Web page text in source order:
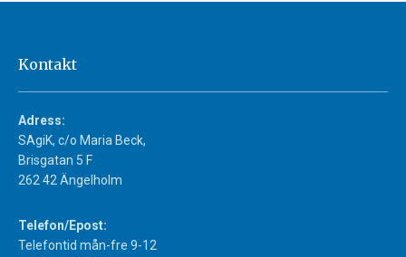
Kontakt
Adress:
SAgiK, c/o Maria Beck,
Brisgatan 5 F
262 42 Ängelholm
Telefon/Epost:
Telefontid mån-fre 9-12